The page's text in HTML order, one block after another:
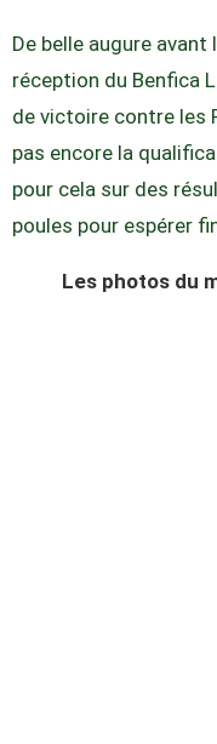
De belle augure
réception du Benfica
de victoire contre les
pas encore la
pour cela sur des
poules pour espérer
Les photos du